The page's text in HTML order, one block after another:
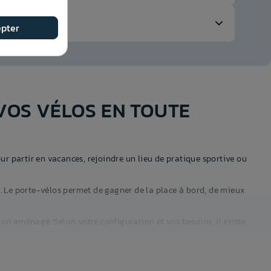
VÉLOS EN TOUTE
partir en vacances, rejoindre un lieu de pratique sportive ou
porte-vélos permet de gagner de la place à bord, de mieux
aménagé. Selon votre configuration et vos besoins, il existe